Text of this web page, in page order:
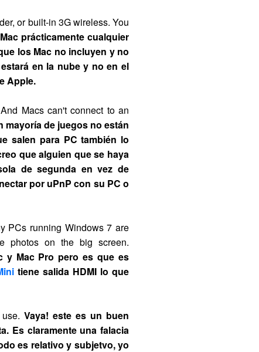
or built-in 3G wireless. You
prácticamente cualquier
los Mac no incluyen y no
en la nube y no en el
Apple.
Macs can't connect to an
mayoría de juegos no están
salen para PC también lo
que alguien que se haya
de segunda en vez de
por uPnP con su PC o
PCs running Windows 7 are
photos on the big screen.
y Mac Pro pero es que es
tiene salida HDMI lo que
use.Vaya! este es un buen
Es claramente una falacia
es relativo y subjetvo, yo